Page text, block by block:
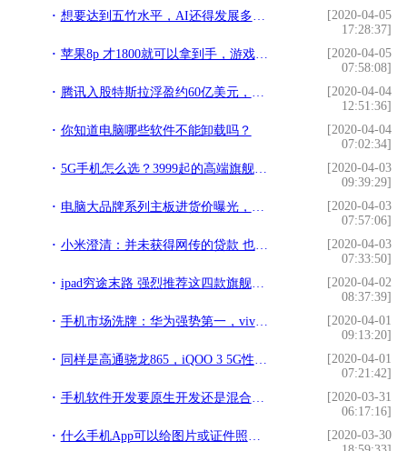
想要达到五竹水平，AI还得发展多久？
[2020-04-05
17:28:37]
苹果8p 才1800就可以拿到手，游戏首选机，真的很香
[2020-04-05
07:58:08]
腾讯入股特斯拉浮盈约60亿美元，账面回报率超三倍
[2020-04-04
12:51:36]
你知道电脑哪些软件不能卸载吗？
[2020-04-04
07:02:34]
5G手机怎么选？3999起的高端旗舰小米10这次给你答案
[2020-04-03
09:39:29]
电脑大品牌系列主板进货价曝光，主板决定电脑稳定性，选对了吗？
[2020-04-03
07:57:06]
小米澄清：并未获得网传的贷款 也未完成相关申请
[2020-04-03
07:33:50]
ipad穷途末路 强烈推荐这四款旗舰级平板
[2020-04-02
08:37:39]
手机市场洗牌：华为强势第一，vivo暴涨1190%！在
[2020-04-01
09:13:20]
同样是高通骁龙865，iQOO 3 5G性能手机有什么值得我们期待的？
[2020-04-01
07:21:42]
手机软件开发要原生开发还是混合开发，哪个好？
[2020-03-31
06:17:16]
什么手机App可以给图片或证件照加水印？大家为什么给图片加水印
[2020-03-30